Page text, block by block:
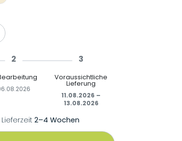
2 3
Voraussichtliche
Lieferung
11.08.2026 –
13.08.2026
Lieferzeit2–4 Wochen